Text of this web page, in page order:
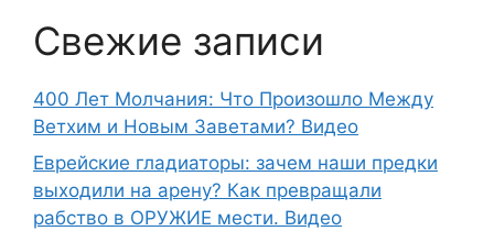
Свежие записи
400 Лет Молчания: Что Произошло Между
Ветхим и Новым Заветами? Видео
Еврейские гладиаторы: зачем наши предки
выходили на арену? Как превращали
рабство в ОРУЖИЕ мести. Видео